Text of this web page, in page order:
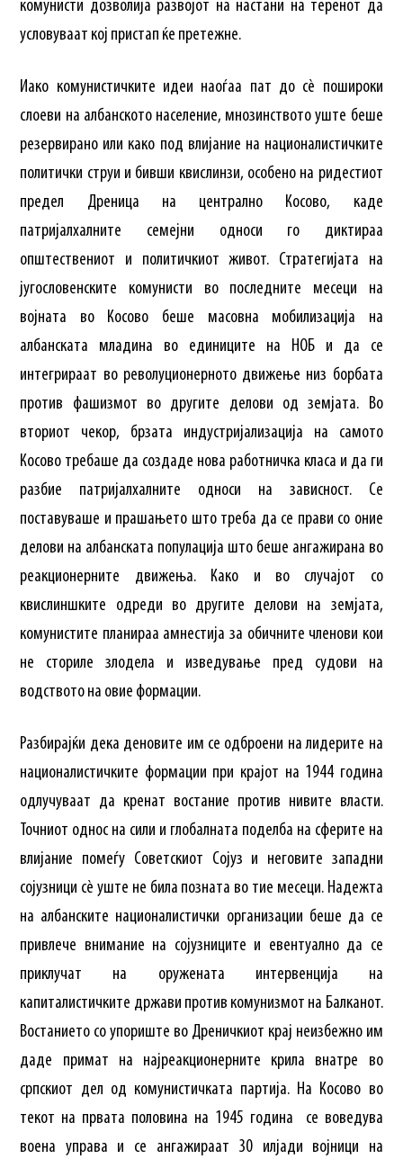
комунисти дозволија развојот на настани на теренот да
условуваат кој пристап ќе претежне.
Иако комунистичките идеи наоѓаа пат до сè пошироки
слоеви на албанското население, мнозинството уште беше
резервирано или како под влијание на националистичките
политички струи и бивши квислинзи, особено на ридестиот
предел Дреница на централно Косово, каде
патријалхалните семејни односи го диктираа
општествениот и политичкиот живот. Стратегијата на
југословенските комунисти во последните месеци на
војната во Косово беше масовна мобилизација на
албанската младина во единиците на НОБ и да се
интегрираат во револуционерното движење низ борбата
против фашизмот во другите делови од земјата. Во
вториот чекор, брзата индустријализација на самото
Косово требаше да создаде нова работничка класа и да ги
разбие патријалхалните односи на зависност. Се
поставуваше и прашањето што треба да се прави со оние
делови на албанската популација што беше ангажирана во
реакционерните движења. Како и во случајот со
квислиншките одреди во другите делови на земјата,
комунистите планираа амнестија за обичните членови кои
не сториле злодела и изведување пред судови на
водството на овие формации.
Разбирајќи дека деновите им се одброени на лидерите на
националистичките формации при крајот на 1944 година
одлучуваат да кренат востание против нивите власти.
Точниот однос на сили и глобалната поделба на сферите на
влијание помеѓу Советскиот Сојуз и неговите западни
сојузници сè уште не била позната во тие месеци. Надежта
на албанските националистички организации беше да се
привлече внимание на сојузниците и евентуално да се
приклучат на оружената интервенција на
капиталистичките држави против комунизмот на Балканот.
Востанието со упориште во Дреничкиот крај неизбежно им
даде примат на најреакционерните крила внатре во
српскиот дел од комунистичката партија. На Косово во
текот на првата половина на 1945 година се воведува
воена управа и се ангажираат 30 илјади војници на